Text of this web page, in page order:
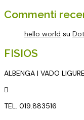
Commenti
hello world su
FISIOS
ALBENGA | VADO

TEL. 019.883516